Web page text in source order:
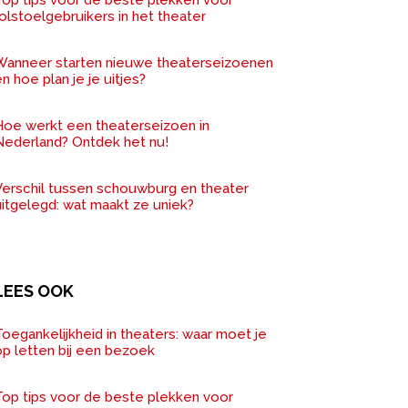
in het theater
starten nieuwe theaterseizoenen
hoe plan je je uitjes?
werkt een theaterseizoen in
Ontdek het nu!
tussen schouwburg en theater
wat maakt ze uniek?
OOK
in theaters: waar moet je
letten bij een bezoek
tips voor de beste plekken voor